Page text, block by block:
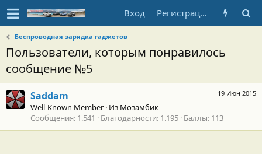
Вход Регистрация
Беспроводная зарядка гаджетов
Пользователи, которым понравилось
сообщение №5
19 Июн 2015
Saddam
Well-Known Member · Из Мозамбик
Сообщения 1.541 Благодарности 1.195 Баллы 113